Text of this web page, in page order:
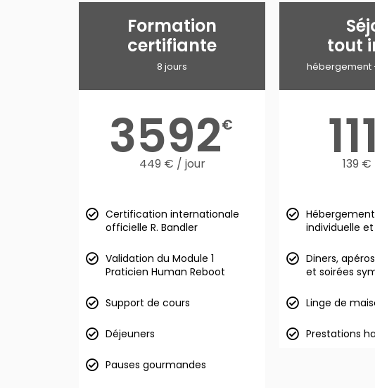
Formation
certifiante
8 jours
3592€
449 € / jour
Certification internationale
officielle R. Bandler
Validation du Module 1
Praticien Human Reboot
Support de cours
Déjeuners
Pauses gourmandes
tout
hébergement
139
individuelle
Diners,
et soirées
Linge de
Prestations